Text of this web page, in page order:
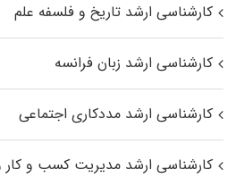
کارشناسی ارشد تاریخ و فلسفه علم
کارشناسی ارشد زبان فرانسه
کارشناسی ارشد مددکاری اجتماعی
کارشناسی ارشد مدیریت کسب و کار